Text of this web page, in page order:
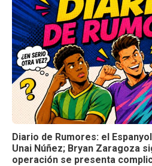
Diario de Rumores: el
Unai Núñez; Bryan Zaragoza
operación se presenta